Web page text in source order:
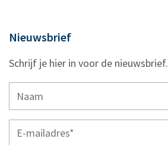
Nieuwsbrief
Schrijf je hier in voor de nieuwsbrief.